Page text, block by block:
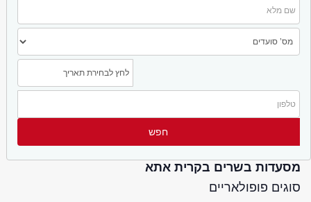
מסעדות בשרים בקרית אתא
סוגים פופולאריים